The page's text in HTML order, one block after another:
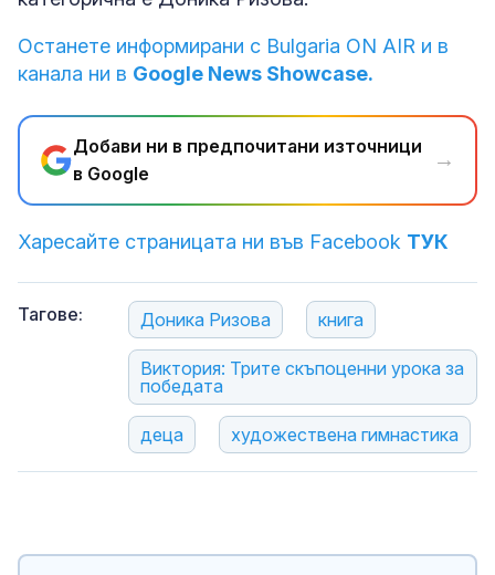
Останете информирани с Bulgaria ON AIR и в
канала ни в Google News Showcase.
Добави ни в предпочитани източници
в Google
→
Харесайте страницата ни във Facebook ТУК
Тагове: Доника Ризова книга
Виктория: Трите скъпоценни урока за
победата
деца художествена гимнастика